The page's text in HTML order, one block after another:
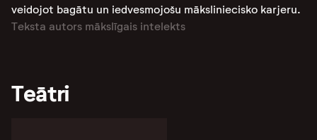
veidojot bagātu un iedvesmojošu māksliniecisko karjeru.
Teksta autors mākslīgais intelekts
Teātri